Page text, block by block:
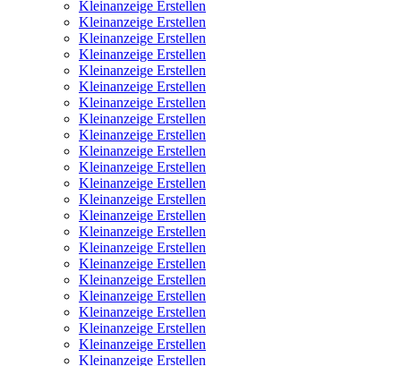
Kleinanzeige Erstellen
Kleinanzeige Erstellen
Kleinanzeige Erstellen
Kleinanzeige Erstellen
Kleinanzeige Erstellen
Kleinanzeige Erstellen
Kleinanzeige Erstellen
Kleinanzeige Erstellen
Kleinanzeige Erstellen
Kleinanzeige Erstellen
Kleinanzeige Erstellen
Kleinanzeige Erstellen
Kleinanzeige Erstellen
Kleinanzeige Erstellen
Kleinanzeige Erstellen
Kleinanzeige Erstellen
Kleinanzeige Erstellen
Kleinanzeige Erstellen
Kleinanzeige Erstellen
Kleinanzeige Erstellen
Kleinanzeige Erstellen
Kleinanzeige Erstellen
Kleinanzeige Erstellen